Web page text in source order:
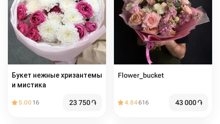
Букет нежные хризантемы
и мистика
5.00 16 23 750֏
Flower_bucket
4.84616 43 000֏